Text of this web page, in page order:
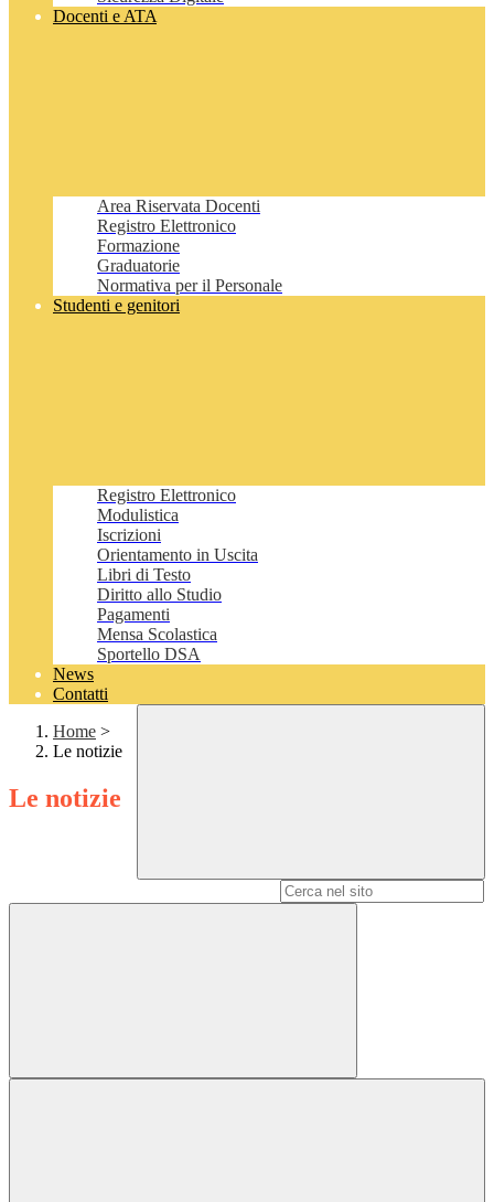
Docenti e ATA
Area Riservata Docenti
Registro Elettronico
Formazione
Graduatorie
Normativa per il Personale
Studenti e genitori
Registro Elettronico
Modulistica
Iscrizioni
Orientamento in Uscita
Libri di Testo
Diritto allo Studio
Pagamenti
Mensa Scolastica
Sportello DSA
News
Contatti
Home >
Le notizie
Le notizie